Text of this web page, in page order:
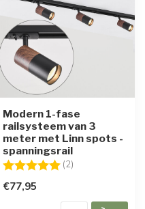
Modern 1-fase
railsysteem van 3
meter met Linn spots -
spanningsrail
Beoordeling: (2)
€77,95